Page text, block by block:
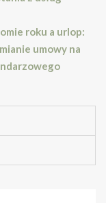
roku a urlop:
umowy na